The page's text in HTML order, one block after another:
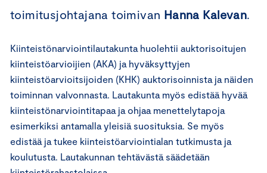
toimitusjohtajana toimivan Hanna Kalevan.
Kiinteistönarviointilautakunta huolehtii auktorisoitujen
kiinteistöarvioijien (AKA) ja hyväksyttyjen
kiinteistöarvioitsijoiden (KHK) auktorisoinnista ja näiden
toiminnan valvonnasta. Lautakunta myös edistää hyvää
kiinteistönarviointitapaa ja ohjaa menettelytapoja
esimerkiksi antamalla yleisiä suosituksia. Se myös
edistää ja tukee kiinteistöarviointialan tutkimusta ja
koulutusta. Lautakunnan tehtävästä säädetään